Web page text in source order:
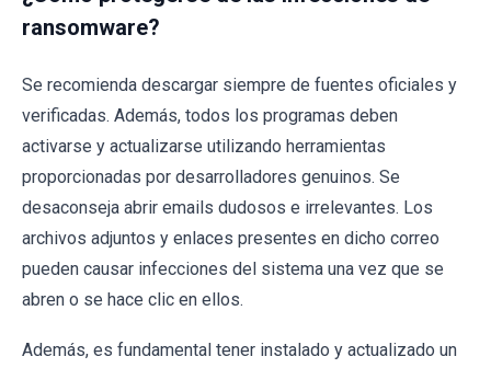
ransomware?
Se recomienda descargar siempre de fuentes oficiales y
verificadas. Además, todos los programas deben
activarse y actualizarse utilizando herramientas
proporcionadas por desarrolladores genuinos. Se
desaconseja abrir emails dudosos e irrelevantes. Los
archivos adjuntos y enlaces presentes en dicho correo
pueden causar infecciones del sistema una vez que se
abren o se hace clic en ellos.
Además, es fundamental tener instalado y actualizado un